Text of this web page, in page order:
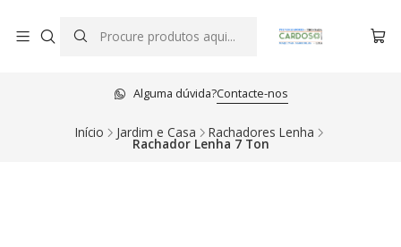
Alguma dúvida?Contacte-nos
Início Jardim e Casa Rachadores Lenha
Rachador Lenha 7 Ton